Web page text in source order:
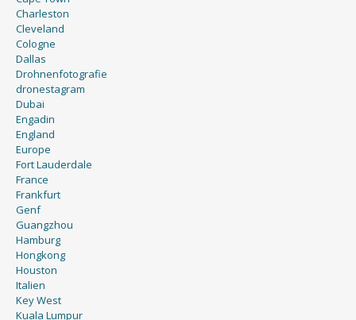
Charleston
Cleveland
Cologne
Dallas
Drohnenfotografie
dronestagram
Dubai
Engadin
England
Europe
Fort Lauderdale
France
Frankfurt
Genf
Guangzhou
Hamburg
Hongkong
Houston
Italien
Key West
Kuala Lumpur